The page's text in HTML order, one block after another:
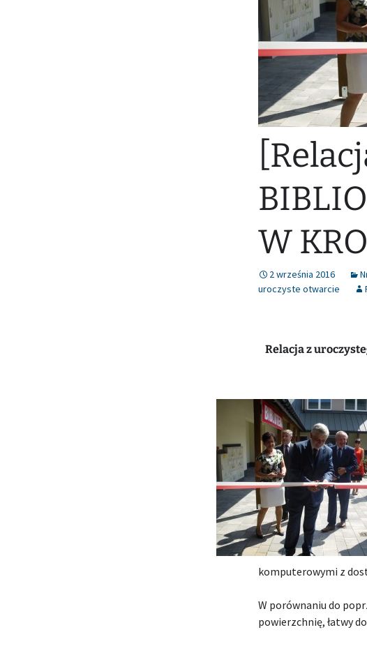
Nr 78 (lipiec/sierpień
W
2 września 2016
uroczyste otwarcie
Relacja z
komputerowymi z
W porównaniu do
powierzchnię, łatwy